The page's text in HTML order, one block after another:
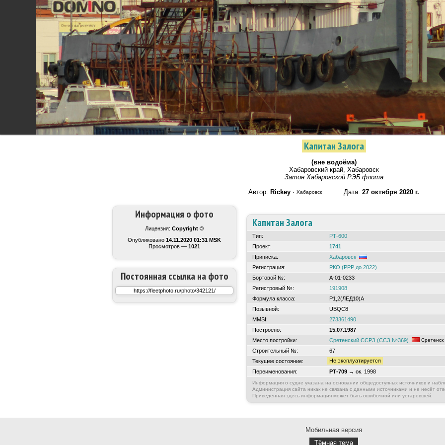
Капитан Залога
(вне водоёма)
Хабаровский край, Хабаровск
Затон Хабаровской РЭБ флота
Автор: Rickey · ХабаровскДата: 27 октября 2020 г.
Информация о фото
Лицензия: Copyright ©
Опубликовано 14.11.2020 01:31 MSK
Просмотров — 1021
Постоянная ссылка на фото
Капитан Залога
Тип:
РТ-600
Проект:
1741
Приписка:
Хабаровск
Регистрация:
РКО (РРР до 2022)
Бортовой №:
А-01-0233
Регистровый №:
191908
Формула класса:
Р1,2(ЛЕД10)А
Позывной:
UBQC8
MMSI:
273361490
Построено:
15.07.1987
Место постройки:
Сретенский ССРЗ (ССЗ №369) Сретенск
Строительный №:
67
Текущее состояние:
Не эксплуатируется
Переименования:
РТ-709 → ок. 1998
Информация о судне указана на основании общедоступных источников и
Администрация сайта никак не связана с данными источниками и не несёт
Приведённая здесь информация может быть ошибочной или устаревшей.
Мобильная версия
Тёмная тема